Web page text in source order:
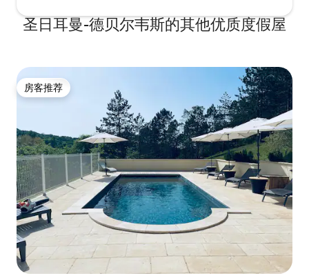
圣日耳曼-德贝尔韦斯的其他优质度假屋
房客推荐
房客推荐